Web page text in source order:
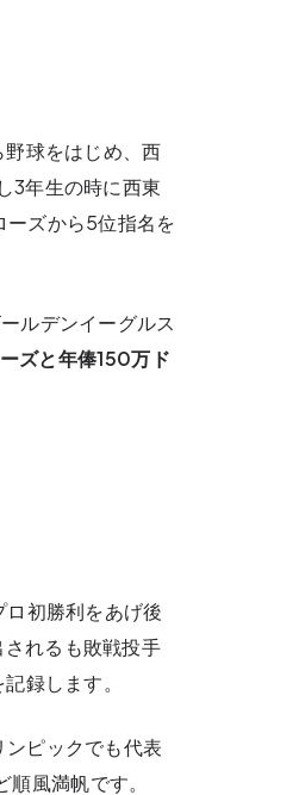
球をはじめ、西
3年生の時に西東
ズから5位指名を
ルデンイーグルス
ズと年俸150万ド
初勝利をあげ後
れるも敗戦投手
録します。
ピックでも代表
風満帆です。